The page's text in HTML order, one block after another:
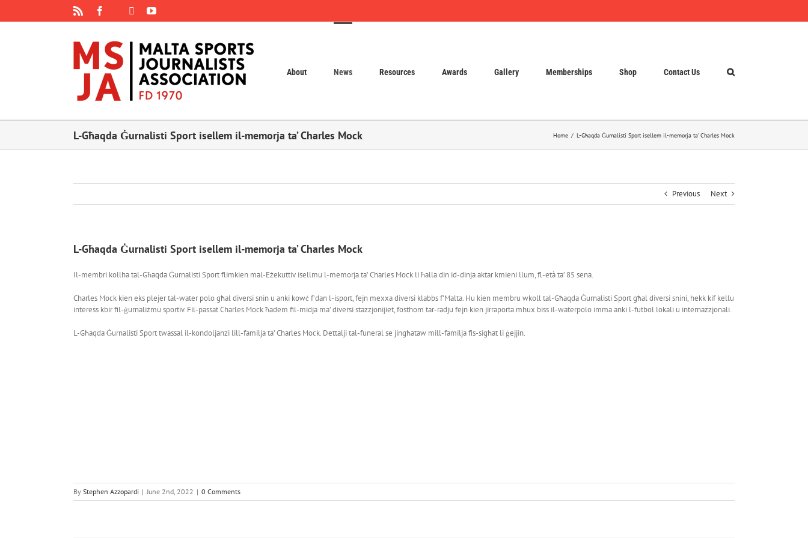
Facebook
Instagram YouTube
About News Resources Awards Gallery Memberships Shop Contact Us
L-Għaqda Ġurnalisti Sport isellem il-memorja ta’ Charles Mock Home L-Għaqda Ġurnalisti Sport isellem il-memorja ta’ Charles Mock
Previous Next
L-Għaqda Ġurnalisti Sport isellem il-memorja ta’ Charles Mock
Il-membri kollha tal-Għaqda Ġurnalisti Sport flimkien mal-Eżekuttiv isellmu l-memorja ta’ Charles Mock li ħalla din id-dinja aktar kmieni llum, fl-età ta’ 85 sena.
Charles Mock kien eks plejer tal-water polo għal diversi snin u anki kowċ f’dan l-isport, fejn mexxa diversi klabbs f’Malta. Hu kien membru wkoll tal-Għaqda Ġurnalisti Sport għal diversi snini, hekk kif kellu
interess kbir fil-ġurnaliżmu sportiv. Fil-passat Charles Mock ħadem fil-midja ma’ diversi stazzjonijiet, fosthom tar-radju fejn kien jirraporta mhux biss il-waterpolo imma anki l-futbol lokali u internazzjonali.
L-Għaqda Ġurnalisti Sport twassal il-kondoljanzi lill-familja ta’ Charles Mock. Dettalji tal-funeral se jingħataw mill-familja fis-sigħat li ġejjin.
By Stephen Azzopardi | June 2nd, 2022 | 0 Comments